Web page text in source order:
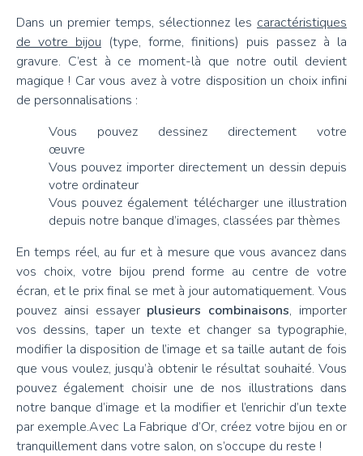
Dans un premier temps, sélectionnez les caractéristiques
de votre bijou (type, forme, finitions) puis passez à la
gravure. C’est à ce moment-là que notre outil devient
magique ! Car vous avez à votre disposition un choix infini
de personnalisations :
Vous pouvez dessinez directement votre
œuvre
Vous pouvez importer directement un dessin depuis
votre ordinateur
Vous pouvez également télécharger une illustration
depuis notre banque d’images, classées par thèmes
En temps réel, au fur et à mesure que vous avancez dans
vos choix, votre bijou prend forme au centre de votre
écran, et le prix final se met à jour automatiquement. Vous
pouvez ainsi essayer plusieurs combinaisons, importer
vos dessins, taper un texte et changer sa typographie,
modifier la disposition de l’image et sa taille autant de fois
que vous voulez, jusqu’à obtenir le résultat souhaité. Vous
pouvez également choisir une de nos illustrations dans
notre banque d’image et la modifier et l’enrichir d’un texte
par exemple.Avec La Fabrique d’Or, créez votre bijou en or
tranquillement dans votre salon, on s’occupe du reste !